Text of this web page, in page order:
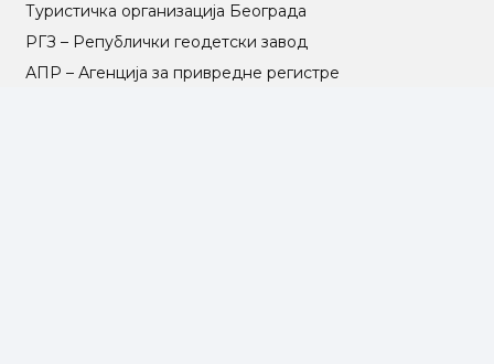
Туристичка организација Београда
РГЗ – Републички геодетски завод
АПР – Агенција за привредне регистре